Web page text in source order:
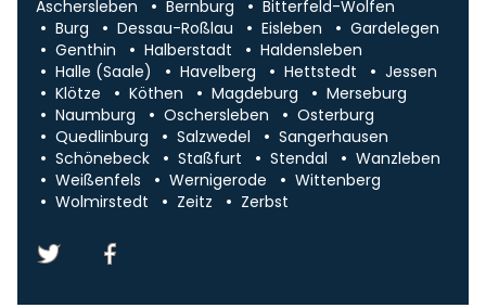
Aschersleben Bernburg
Bitterfeld-Wolfen
Burg
Dessau-Roßlau Eisleben
Gardelegen
Genthin
Halberstadt
Haldensleben
Halle (Saale)
Havelberg Hettstedt
Jessen
Klötze
Köthen Magdeburg
Merseburg
Naumburg
Oschersleben
Osterburg
Quedlinburg
Salzwedel
Sangerhausen
Schönebeck
Staßfurt Stendal
Wanzleben
Weißenfels
Wernigerode
Wittenberg
Wolmirstedt
Zeitz Zerbst